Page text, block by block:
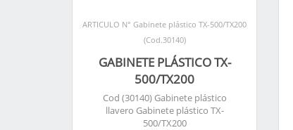
ARTICULO N° Gabinete plástico TX-500/TX200
(Cod.30140)
GABINETE PLÁSTICO TX-
500/TX200
Cod (30140) Gabinete plástico
llavero Gabinete plástico TX-
500/TX200